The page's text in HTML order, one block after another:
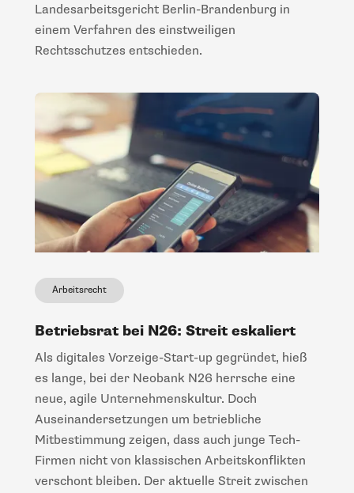
Landesarbeitsgericht Berlin-Brandenburg in
einem Verfahren des einstweiligen
Rechtsschutzes entschieden.
Arbeitsrecht
Betriebsrat bei N26: Streit eskaliert
Als digitales Vorzeige-Start-up gegründet, hieß
es lange, bei der Neobank N26 herrsche eine
neue, agile Unternehmenskultur. Doch
Auseinandersetzungen um betriebliche
Mitbestimmung zeigen, dass auch junge Tech-
Firmen nicht von klassischen Arbeitskonflikten
verschont bleiben. Der aktuelle Streit zwischen